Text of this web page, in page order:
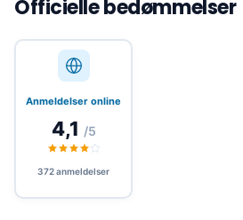
Genbrugelig eSIM:
geninstallation til gentagne
Behold dit hovednummer til
med ubegrænset data.
Officielle bedømmelser
Anmeldelser online
4,1 /5
372 anmeldelser